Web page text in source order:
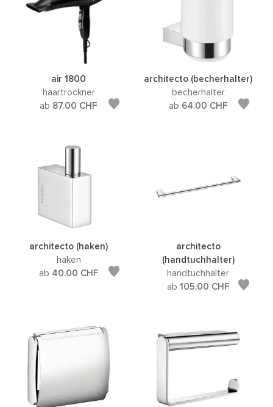
air 1800
haartrockner
ab 87.00 CHF
architecto (becherhalter)
becherhalter
ab 64.00 CHF
architecto (haken)
haken
ab 40.00 CHF
architecto
(handtuchhalter)
handtuchhalter
ab 105.00 CHF